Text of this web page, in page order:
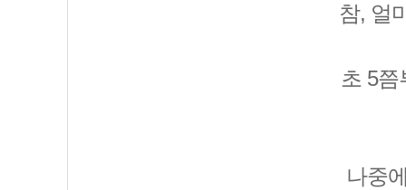
참, 얼
초 5
나중